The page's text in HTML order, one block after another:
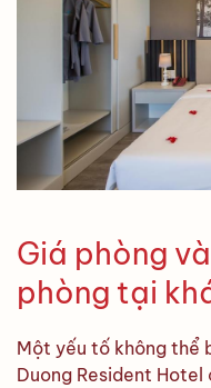
Giá phòng
phòng tại
Một yếu tố không thể
Duong Resident